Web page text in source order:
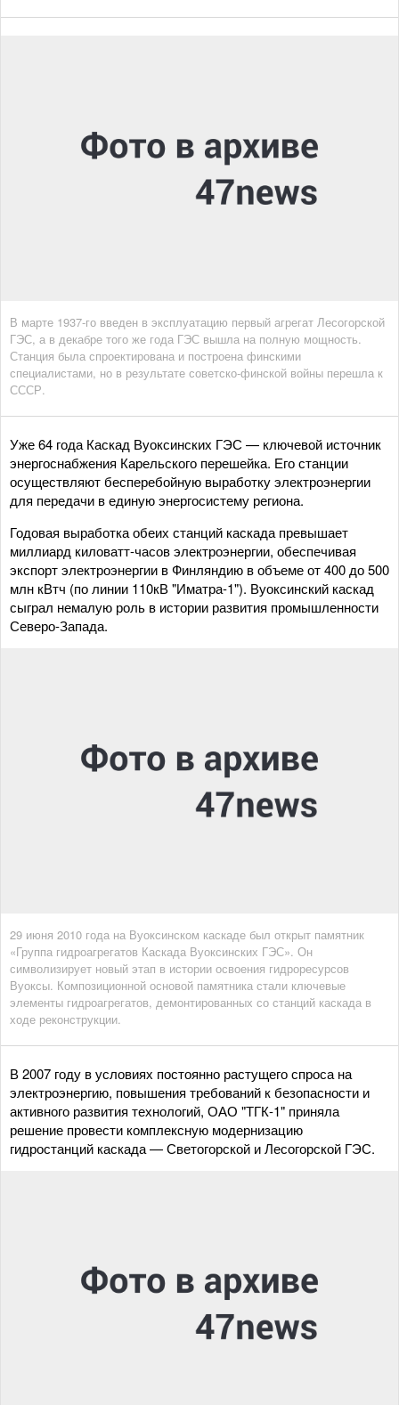
В марте 1937-го введен в эксплуатацию первый агрегат Лесогорской
ГЭС, а в декабре того же года ГЭС вышла на полную мощность.
Станция была спроектирована и построена финскими
специалистами, но в результате советско-финской войны перешла к
СССР.
Уже 64 года Каскад Вуоксинских ГЭС — ключевой источник
энергоснабжения Карельского перешейка. Его станции
осуществляют бесперебойную выработку электроэнергии
для передачи в единую энергосистему региона.
Годовая выработка обеих станций каскада превышает
миллиард киловатт-часов электроэнергии, обеспечивая
экспорт электроэнергии в Финляндию в объеме от 400 до 500
млн кВтч (по линии 110кВ "Иматра-1"). Вуоксинский каскад
сыграл немалую роль в истории развития промышленности
Северо-Запада.
29 июня 2010 года на Вуоксинском каскаде был открыт памятник
«Группа гидроагрегатов Каскада Вуоксинских ГЭС». Он
символизирует новый этап в истории освоения гидроресурсов
Вуоксы. Композиционной основой памятника стали ключевые
элементы гидроагрегатов, демонтированных со станций каскада в
ходе реконструкции.
В 2007 году в условиях постоянно растущего спроса на
электроэнергию, повышения требований к безопасности и
активного развития технологий, ОАО "ТГК-1" приняла
решение провести комплексную модернизацию
гидростанций каскада — Светогорской и Лесогорской ГЭС.